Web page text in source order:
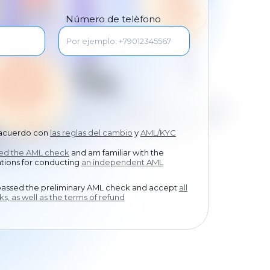
Número de telèfono
con las reglas del cambio yAML/KYC
the AML check and am familiar with the
for conducting an independent AML
the preliminary AML check and accept all
as well as the terms of refund